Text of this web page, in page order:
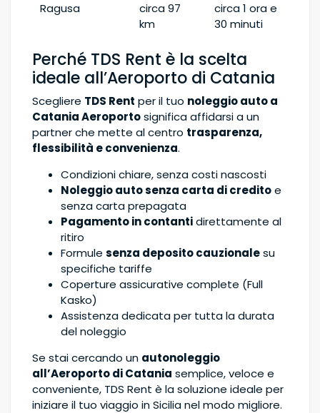
Ragusa
circa 97
km
circa 1 ora e
30 minuti
Perché TDS Rent è la scelta
ideale all’Aeroporto di Catania
Scegliere TDS Rent per il tuo noleggio auto a
Catania Aeroportosignifica affidarsi a un
partner che mette al centro trasparenza,
flessibilità e convenienza.
Condizioni chiare, senza costi nascosti
Noleggio auto senza carta di creditoe
senza carta prepagata
Pagamento in contantidirettamente al
ritiro
Formule senza deposito cauzionalesu
specifiche tariffe
Coperture assicurative complete (Full
Kasko)
Assistenza dedicata per tutta la durata
del noleggio
Se stai cercando un autonoleggio
all’Aeroporto di Catania semplice, veloce e
conveniente, TDS Rent è la soluzione ideale per
iniziare il tuo viaggio in Sicilia nel modo migliore.